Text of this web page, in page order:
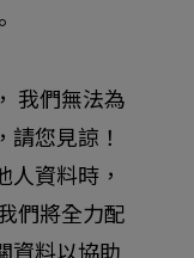
我們無法為
您見諒！
資料時，
們將全力配
資料以協助